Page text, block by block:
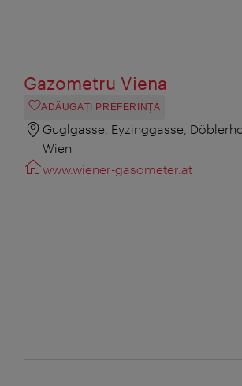
Gazometru Viena
ADĂUGAȚI PREFERINŢA
Guglgasse, Eyzinggasse,
Wien
www.wiener-gasometer.at